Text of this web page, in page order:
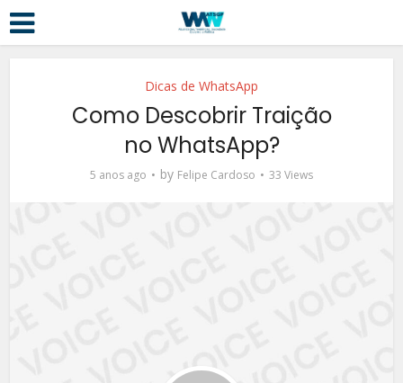
Dicas de WhatsApp
Como Descobrir Traição
no WhatsApp?
5 anos ago by Felipe Cardoso 33 Views